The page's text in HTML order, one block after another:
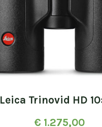
Leica Trinovid HD
€ 1.275,00